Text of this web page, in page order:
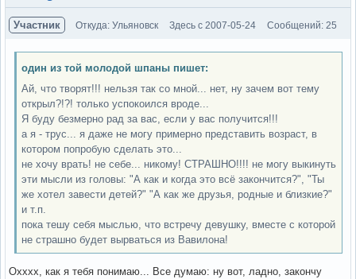
Участник Откуда: Ульяновск Здесь с 2007-05-24 Сообщений: 25
один из той молодой шпаны пишет:
Ай, что творят!!! нельзя так со мной... нет, ну зачем вот тему
открыл?!?! только успокоился вроде...
Я буду безмерно рад за вас, если у вас получится!!!
а я - трус... я даже не могу примерно представить возраст, в
котором попробую сделать это...
не хочу врать! не себе... никому! СТРАШНО!!!! не могу выкинуть
эти мысли из головы: "А как и когда это всё закончится?", "Ты
же хотел завести детей?" "А как же друзья, родные и близкие?"
и т.п.
пока тешу себя мыслью, что встречу девушку, вместе с которой
не страшно будет вырваться из Вавилона!
Охххх, как я тебя понимаю... Все думаю: ну вот, ладно, закончу